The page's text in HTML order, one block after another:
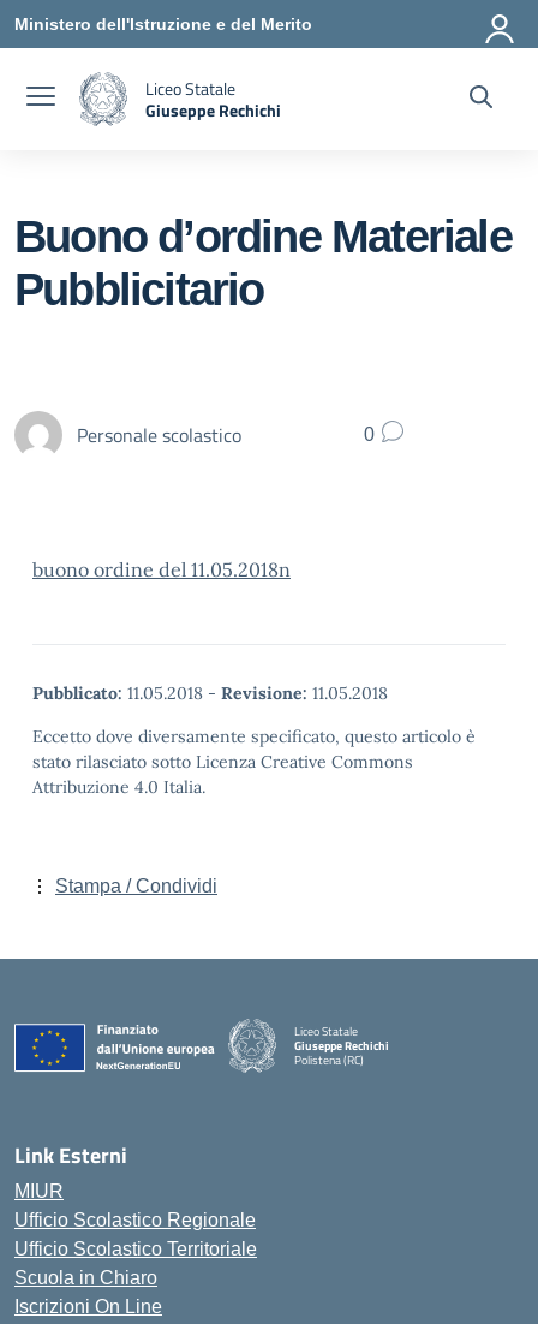
Ministero dell'Istruzione e del Merito
Liceo Statale
Giuseppe Rechichi
Buono d’ordine Materiale
Pubblicitario
Personale scolastico 0
buono ordine del 11.05.2018n
Pubblicato: 11.05.2018 - Revisione: 11.05.2018
Eccetto dove diversamente specificato, questo articolo è
stato rilasciato sotto Licenza Creative Commons
Attribuzione 4.0 Italia.
Stampa / Condividi
Liceo Statale
Giuseppe Rechichi
Polistena (RC)
Link Esterni
MIUR
Ufficio Scolastico Regionale
Ufficio Scolastico Territoriale
Scuola in Chiaro
Iscrizioni On Line